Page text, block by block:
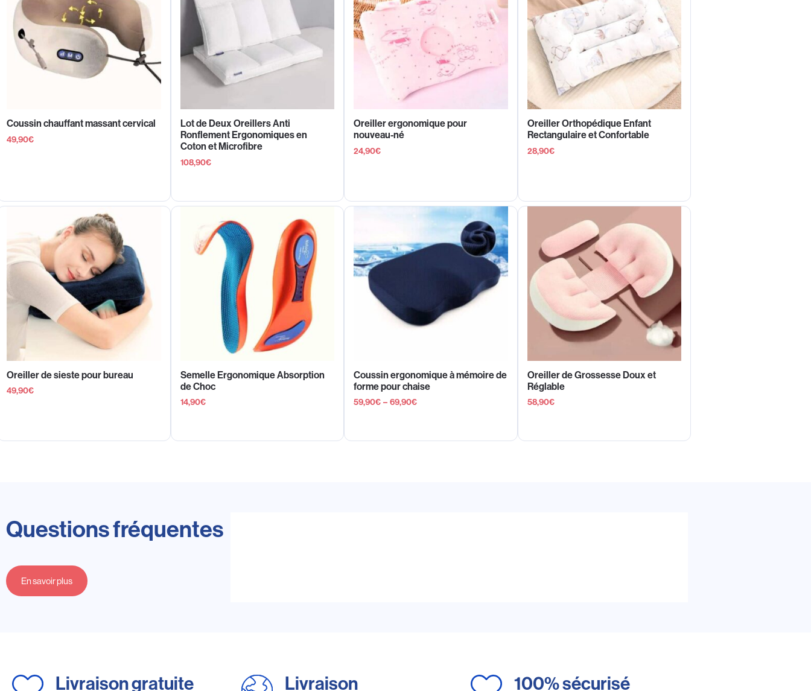
Coussin chauffant massant cervical
49,90€
Lot de Deux Oreillers Anti
Ronflement Ergonomiques en
Coton et Microfibre
108,90€
Oreiller ergonomique pour
nouveau-né
24,90€
Oreiller Orthopédique Enfant
Rectangulaire et Confortable
28,90€
Oreiller de sieste pour bureau
49,90€
Semelle Ergonomique Absorption
de Choc
14,90€
Coussin ergonomique à mémoire de
forme pour chaise
59,90€ – 69,90€
Oreiller de Grossesse Doux et
Réglable
58,90€
Questions fréquentes
En savoir plus
Livraison gratuite
Livraison
100% sécurisé